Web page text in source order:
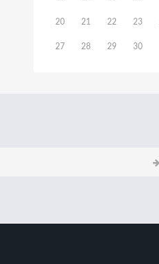
20 21 22 23
27 28 29 30